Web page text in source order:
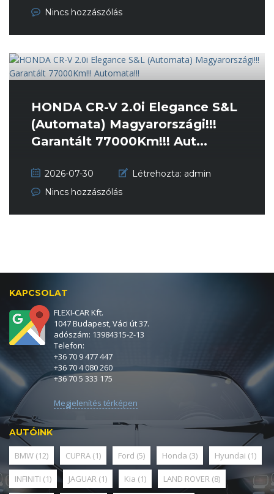
Nincs hozzászólás
HONDA CR-V 2.0i Elegance S&L
(Automata) Magyarországi!!!
Garantált 77000Km!!! Aut...
2026-07-30 Létrehozta: admin
Nincs hozzászólás
KAPCSOLAT
FLEXI-CAR Kft.
1047 Budapest, Váci út 37.
adószám: 13984315-2-13
Telefon:
+36 70 9 477 447
+36 70 4 080 260
+36 70 5 333 175
Megjelenítés térképen
AUTÓINK
BMW (12) CUPRA (1) Ford (5) Honda (3) Hyundai (1)
INFINITI (1) JAGUAR (1) Kia (1) LAND ROVER (8)